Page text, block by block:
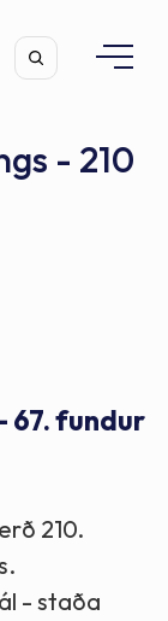
- 210
67. fundur
210.
- staða